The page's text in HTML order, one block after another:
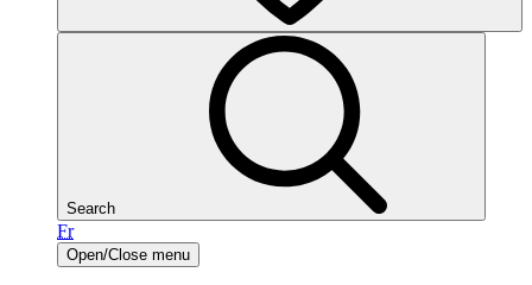
Search
Fr
Open/Close menu